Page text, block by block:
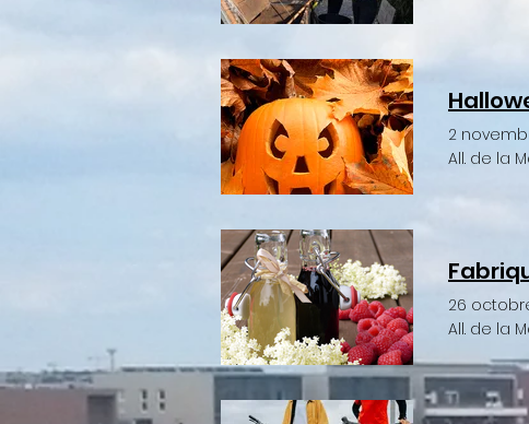
2
All. de la
26
All. de la